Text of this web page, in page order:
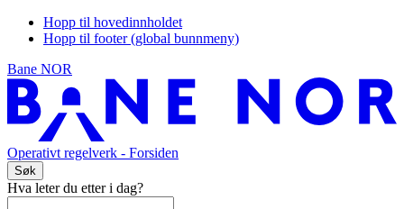
Hopp til hovedinnholdet
Hopp til footer (global bunnmeny)
Bane NOR
Operativt regelverk - Forsiden
Søk
Hva leter du etter i dag?